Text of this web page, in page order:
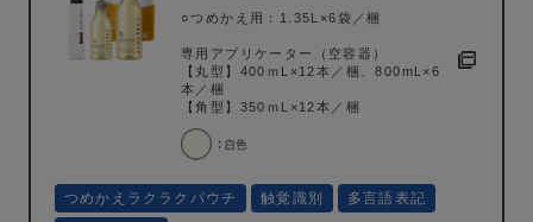
○つめかえ用：1.35L×6袋／梱
専用アプリケーター（空容器）
【丸型】400ｍL×12本／梱、800mL×6
本／梱
【角型】350ｍL×12本／梱
つめかえラクラクパウチ 触覚識別
多言語表記